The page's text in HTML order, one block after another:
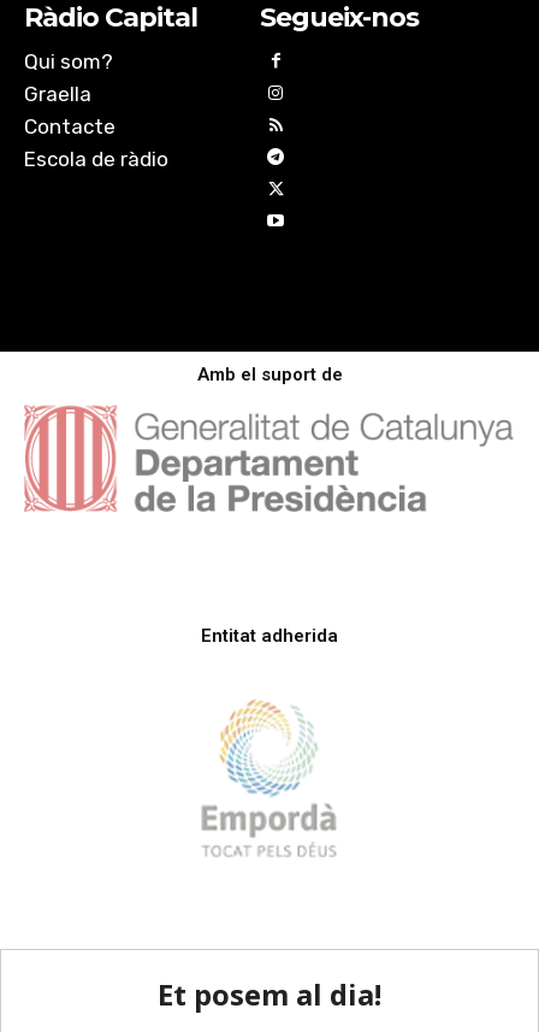
Ràdio Capital
Qui som?
Graella
Contacte
Escola de ràdio
Segueix-nos
Amb el suport de
Entitat adherida